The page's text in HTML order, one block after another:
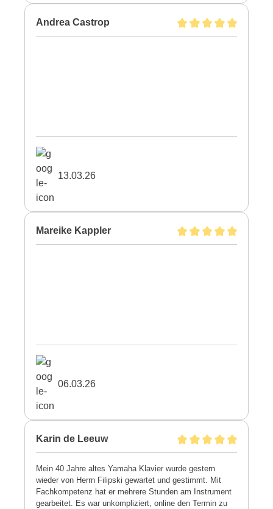
Andrea Castrop
13.03.26
Mareike Kappler
06.03.26
Karin de Leeuw
Mein 40 Jahre altes Yamaha Klavier wurde gestern
wieder von Herrn Filipski gewartet und gestimmt. Mit
Fachkompetenz hat er mehrere Stunden am Instrument
gearbeitet. Es war unkompliziert, online den Termin zu